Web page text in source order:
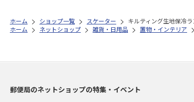
ホーム ショップ一覧 スケーター
キルティング生地保冷
ホーム
ネットショップ 雑貨・日用品 置物・インテリア
郵便局のネットショップの特集・イベント